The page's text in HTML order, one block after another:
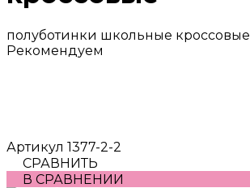
полуботинки школьные кроссовые
Рекомендуем
Артикул 1377-2-2
СРАВНИТЬ
В СРАВНЕНИИ